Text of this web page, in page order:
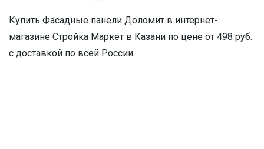
Купить Фасадные панели Доломит в интернет-
магазине Стройка Маркет в Казани по цене от 498 руб.
с доставкой по всей России.